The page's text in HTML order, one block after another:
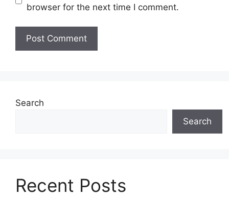
browser for the next time I comment.
Search
Search
Recent Posts